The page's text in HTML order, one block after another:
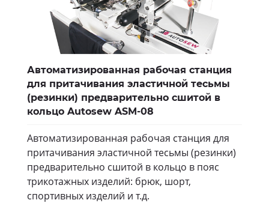
Автоматизированная рабочая станция
для притачивания эластичной тесьмы
(резинки) предварительно сшитой в
кольцо Autosew ASM-08
Автоматизированная рабочая станция для
притачивания эластичной тесьмы (резинки)
предварительно сшитой в кольцо в пояс
трикотажных изделий: брюк, шорт,
спортивных изделий и т.д.